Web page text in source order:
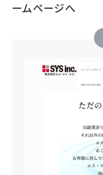
ームページへ